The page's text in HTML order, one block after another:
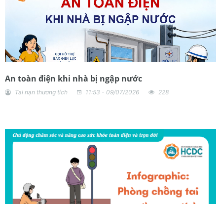
An toàn điện khi nhà bị ngập nước
Tai nạn thương tích 11:53 - 09/07/2026 228